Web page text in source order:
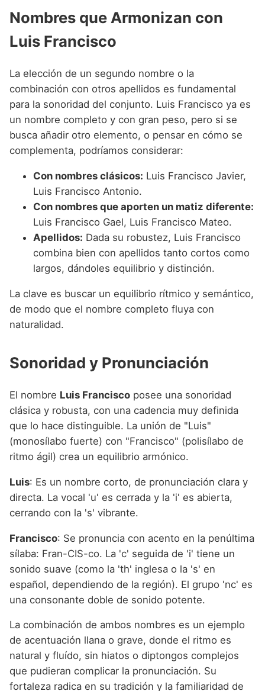
Nombres que Armonizan con
Luis Francisco
La elección de un segundo nombre o la
combinación con otros apellidos es fundamental
para la sonoridad del conjunto. Luis Francisco ya es
un nombre completo y con gran peso, pero si se
busca añadir otro elemento, o pensar en cómo se
complementa, podríamos considerar:
Con nombres clásicos: Luis Francisco Javier,
Luis Francisco Antonio.
Con nombres que aporten un matiz diferente:
Luis Francisco Gael, Luis Francisco Mateo.
Apellidos: Dada su robustez, Luis Francisco
combina bien con apellidos tanto cortos como
largos, dándoles equilibrio y distinción.
La clave es buscar un equilibrio rítmico y semántico,
de modo que el nombre completo fluya con
naturalidad.
Sonoridad y Pronunciación
El nombre Luis Francisco posee una sonoridad
clásica y robusta, con una cadencia muy definida
que lo hace distinguible. La unión de "Luis"
(monosílabo fuerte) con "Francisco" (polisílabo de
ritmo ágil) crea un equilibrio armónico.
Luis: Es un nombre corto, de pronunciación clara y
directa. La vocal 'u' es cerrada y la 'i' es abierta,
cerrando con la 's' vibrante.
Francisco: Se pronuncia con acento en la penúltima
sílaba: Fran-CIS-co. La 'c' seguida de 'i' tiene un
sonido suave (como la 'th' inglesa o la 's' en
español, dependiendo de la región). El grupo 'nc' es
una consonante doble de sonido potente.
La combinación de ambos nombres es un ejemplo
de acentuación llana o grave, donde el ritmo es
natural y fluído, sin hiatos o diptongos complejos
que pudieran complicar la pronunciación. Su
fortaleza radica en su tradición y la familiaridad de